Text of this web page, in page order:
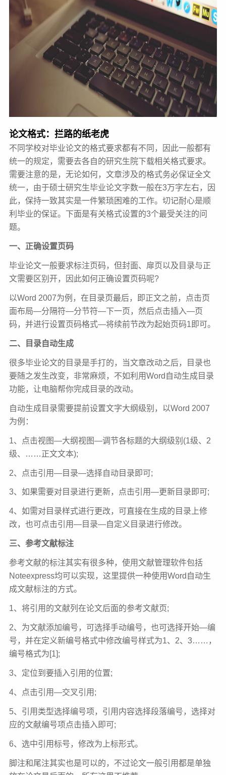
论文格式：拦路的纸老虎
不同学校对毕业论文的格式要求都有不同，因此一般都有
统一的规定，需要去各自的研究生院下载相关格式要求。
需要注意的是，无论如何，文章涉及的格式务必保证全文
统一，由于硕士研究生毕业论文字数一般在3万字左右，因
此，保持一致其实是一件繁琐困难的工作。切记耐心是顺
利毕业的保证。下面是有关格式设置的3个最受关注的问
题。
一、正确设置页码
毕业论文一般要求标注页码，但封面、扉页以及目录与正
文需要区别开，因此如何正确设置页码呢?
以Word 2007为例，在目录页最后，即正文之前，点击页
面布局—分隔符—分节符—下一页，然后点击插入—页
码，并进行设置页码格式—将续前节改为起始页码1即可。
二、目录自动生成
很多毕业论文的目录是手打的，当文章改动之后，目录也
要随之发生改变，非常麻烦，不如利用Word自动生成目录
功能，让电脑帮你完成目录的改动。
自动生成目录需要提前设置文字大纲级别，以Word 2007
为例：
1、点击视图—大纲视图—调节各标题的大纲级别(1级、2
级、……正文文本);
2、点击引用—目录—选择自动目录即可;
3、如果需要对目录进行更新，点击引用—更新目录即可;
4、如需对目录样式进行更改，可直接在生成的目录上修
改，也可点击引用—目录—自定义目录进行修改。
三、参考文献标注
参考文献的标注其实有很多种，使用文献管理软件包括
Noteexpress均可以实现，这里提供一种使用Word自动生
成文献标注的方式。
1、将引用的文献列在论文后面的参考文献页;
2、为文献添加编号，可选择手动编号，也可选择开始—编
号，并在定义新编号格式中修改编号样式为1、2、3……，
编号格式为[1];
3、定位到要插入引用的位置;
4、点击引用—交叉引用;
5、引用类型选择编号项，引用内容选择段落编号，选择对
应的文献编号项点击插入即可;
6、选中引用标号，修改为上标形式。
脚注和尾注其实也是可以的，不过论文一般引用都是单独